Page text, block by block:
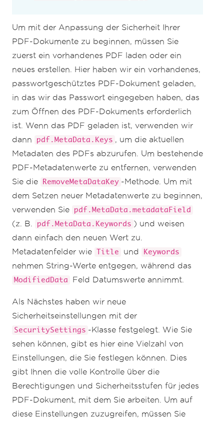
Um mit der Anpassung der Sicherheit Ihrer
PDF-Dokumente zu beginnen, müssen Sie
zuerst ein vorhandenes PDF laden oder ein
neues erstellen. Hier haben wir ein vorhandenes,
passwortgeschütztes PDF-Dokument geladen,
in das wir das Passwort eingegeben haben, das
zum Öffnen des PDF-Dokuments erforderlich
ist. Wenn das PDF geladen ist, verwenden wir
dann
pdf.MetaData.Keys , um die aktuellen
Metadaten des PDFs abzurufen. Um bestehende
PDF-Metadatenwerte zu entfernen, verwenden
Sie die
RemoveMetaDataKey -Methode. Um mit
dem Setzen neuer Metadatenwerte zu beginnen,
verwenden Sie
pdf.MetaData.metadataField
(z. B. pdf.MetaData.Keywords ) und weisen
dann einfach den neuen Wert zu.
Metadatenfelder wie
Title und Keywords
nehmen String-Werte entgegen, während das
ModifiedData Feld Datumswerte annimmt.
Als Nächstes haben wir neue
Sicherheitseinstellungen mit der
SecuritySettings -Klasse festgelegt. Wie Sie
sehen können, gibt es hier eine Vielzahl von
Einstellungen, die Sie festlegen können. Dies
gibt Ihnen die volle Kontrolle über die
Berechtigungen und Sicherheitsstufen für jedes
PDF-Dokument, mit dem Sie arbeiten. Um auf
diese Einstellungen zuzugreifen, müssen Sie